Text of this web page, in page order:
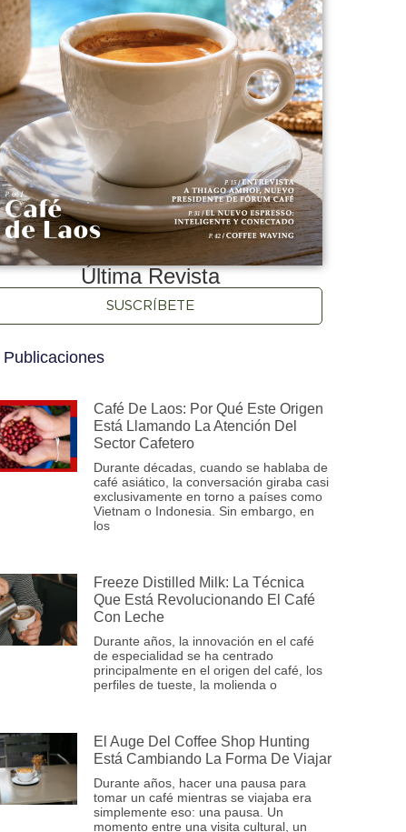
Última Revista
SUSCRÍBETE
Publicaciones
Café De Laos: Por Qué Este Origen
Está Llamando La Atención Del
Sector Cafetero
Durante décadas, cuando se hablaba de
café asiático, la conversación giraba casi
exclusivamente en torno a países como
Vietnam o Indonesia. Sin embargo, en
los
Freeze Distilled Milk: La Técnica
Que Está Revolucionando El Café
Con Leche
Durante años, la innovación en el café
de especialidad se ha centrado
principalmente en el origen del café, los
perfiles de tueste, la molienda o
El Auge Del Coffee Shop Hunting
Está Cambiando La Forma De Viajar
Durante años, hacer una pausa para
tomar un café mientras se viajaba era
simplemente eso: una pausa. Un
momento entre una visita cultural, un